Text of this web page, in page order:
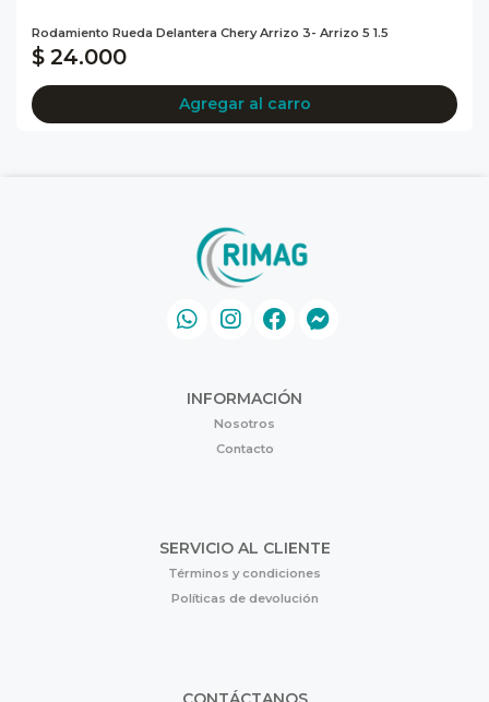
Rodamiento Rueda Delantera Chery Arrizo 3- Arrizo 5 1.5
$ 24.000
Agregar al carro
INFORMACIÓN
Nosotros
Contacto
SERVICIO AL CLIENTE
Términos y condiciones
Políticas de devolución